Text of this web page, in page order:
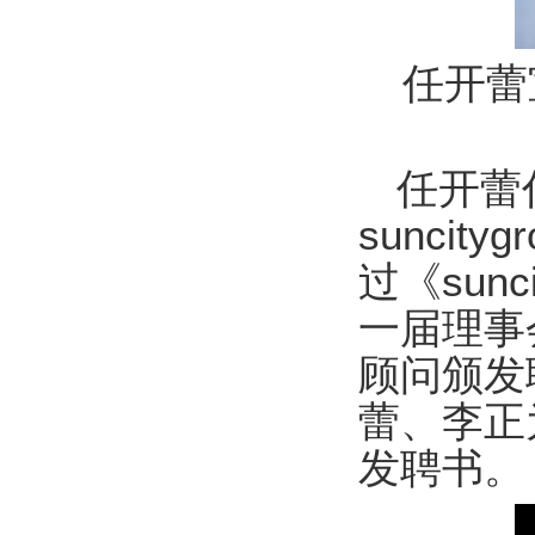
任开
任开蕾
过《
一届理
顾问颁
蕾、李
发聘书。